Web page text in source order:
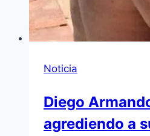
Noticia
Diego
agrediendo a